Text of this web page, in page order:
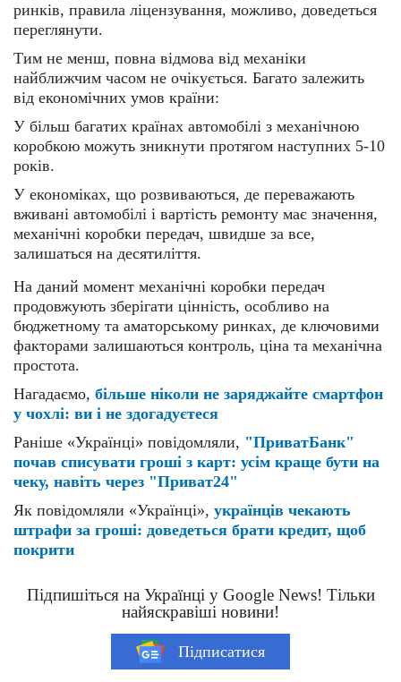
ринків, правила ліцензування, можливо, доведеться
переглянути.
Тим не менш, повна відмова від механіки
найближчим часом не очікується. Багато залежить
від економічних умов країни:
У більш багатих країнах автомобілі з механічною
коробкою можуть зникнути протягом наступних 5-10
років.
У економіках, що розвиваються, де переважають
вживані автомобілі і вартість ремонту має значення,
механічні коробки передач, швидше за все,
залишаться на десятиліття.
На даний момент механічні коробки передач
продовжують зберігати цінність, особливо на
бюджетному та аматорському ринках, де ключовими
факторами залишаються контроль, ціна та механічна
простота.
Нагадаємо, більше ніколи не заряджайте смартфон
у чохлі: ви і не здогадуєтеся
Раніше «Українці» повідомляли, "ПриватБанк"
почав списувати гроші з карт: усім краще бути на
чеку, навіть через "Приват24"
Як повідомляли «Українці», українців чекають
штрафи за гроші: доведеться брати кредит, щоб
покрити
Підпишіться на Українці у Google News! Тільки
найяскравіші новини!
Підписатися